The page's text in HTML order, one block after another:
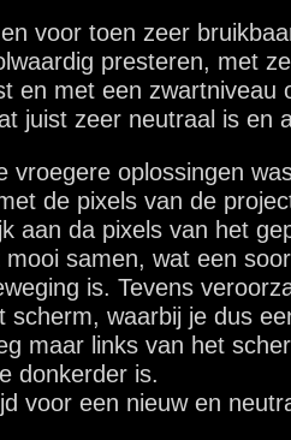
voor toen zeer
presteren, met
en met een zwartniveau
juist zeer neutraal is en
vroegere oplossingen
de pixels van de
aan da pixels van het
samen, wat een
is. Tevens
scherm, waarbij je dus
maar links van het
donkerder is.
voor een nieuw en